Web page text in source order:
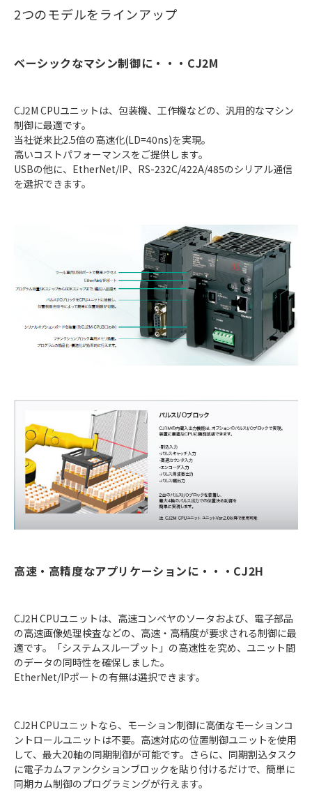
2つのモデルをラインアップ
ベーシックなマシン制御に・・・CJ2M
CJ2M CPUユニットは、包装機、工作機などの、汎用的なマシン
制御に最適です。
当社従来比2.5倍の高速化(LD=40ns)を実現。
高いコストパフォーマンスをご提供します。
USBの他に、EtherNet/IP、RS-232C/422A/485のシリアル通信
を選択できます。
高速・高精度なアプリケーションに・・・CJ2H
CJ2H CPUユニットは、高速コンベヤのソータおよび、電子部品
の高速画像処理検査などの、高速・高精度が要求される制御に最
適です。「システムスループット」の高速性を究め、ユニット間
のデータの同時性を確保しました。
EtherNet/IPポートの有無は選択できます。
CJ2H CPUユニットなら、モーション制御に高価なモーションコ
ントロールユニットは不要。高速対応の位置制御ユニットを使用
して、最大20軸の同期制御が可能です。さらに、同期割込タスク
に電子カムファンクションブロックを貼り付けるだけで、簡単に
同期カム制御のプログラミングが行えます。